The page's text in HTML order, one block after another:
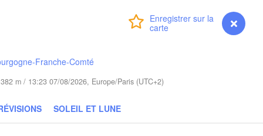
Premium myVentusky Prévisions
Franche-Comté
m / 13:23 07/08/2026, Europe/Paris (UTC+2)
SOLEIL ET LUNE
Warszawa
(Hrodna)